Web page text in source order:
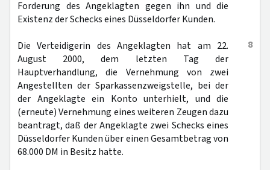
Forderung des Angeklagten gegen ihn und die
Existenz der Schecks eines Düsseldorfer Kunden.
8
Die Verteidigerin des Angeklagten hat am 22.
August 2000, dem letzten Tag der
Hauptverhandlung, die Vernehmung von zwei
Angestellten der Sparkassenzweigstelle, bei der
der Angeklagte ein Konto unterhielt, und die
(erneute) Vernehmung eines weiteren Zeugen dazu
beantragt, daß der Angeklagte zwei Schecks eines
Düsseldorfer Kunden über einen Gesamtbetrag von
68.000 DM in Besitz hatte.